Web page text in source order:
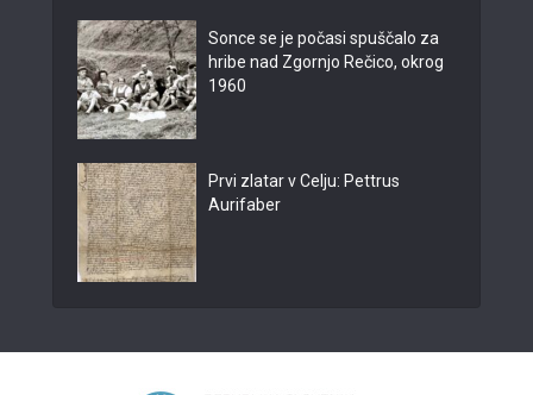
Sonce se je počasi spuščalo za
hribe nad Zgornjo Rečico, okrog
1960
Prvi zlatar v Celju: Pettrus
Aurifaber